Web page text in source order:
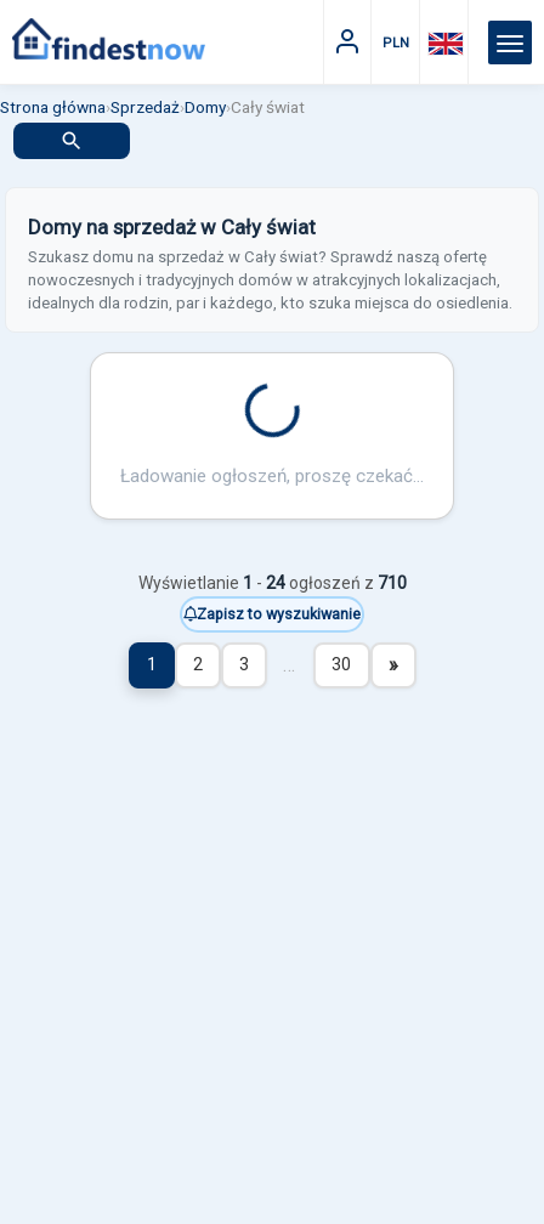
PLN
Strona główna›Sprzedaż›Domy›Cały świat
Domy na sprzedaż w Cały świat
Szukasz domu na sprzedaż w Cały świat? Sprawdź naszą ofertę
nowoczesnych i tradycyjnych domów w atrakcyjnych lokalizacjach,
idealnych dla rodzin, par i każdego, kto szuka miejsca do osiedlenia.
Loading...
Ładowanie ogłoszeń, proszę czekać...
Wyświetlanie 1 - 24ogłoszeń z 710
Zapisz to wyszukiwanie
1 2 3 30 »